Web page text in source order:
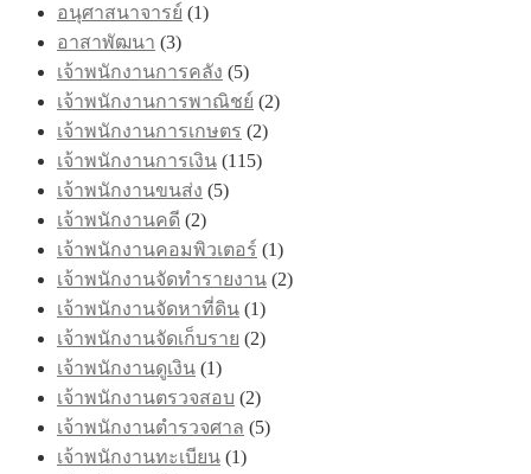
อนุศาสนาจารย์ (1)
อาสาพัฒนา (3)
เจ้าพนักงานการคลัง (5)
เจ้าพนักงานการพาณิชย์ (2)
เจ้าพนักงานการเกษตร (2)
เจ้าพนักงานการเงิน (115)
เจ้าพนักงานขนส่ง (5)
เจ้าพนักงานคดี (2)
เจ้าพนักงานคอมพิวเตอร์ (1)
เจ้าพนักงานจัดทำรายงาน (2)
เจ้าพนักงานจัดหาที่ดิน (1)
เจ้าพนักงานจัดเก็บราย (2)
เจ้าพนักงานดูเงิน (1)
เจ้าพนักงานตรวจสอบ (2)
เจ้าพนักงานตำรวจศาล (5)
เจ้าพนักงานทะเบียน (1)